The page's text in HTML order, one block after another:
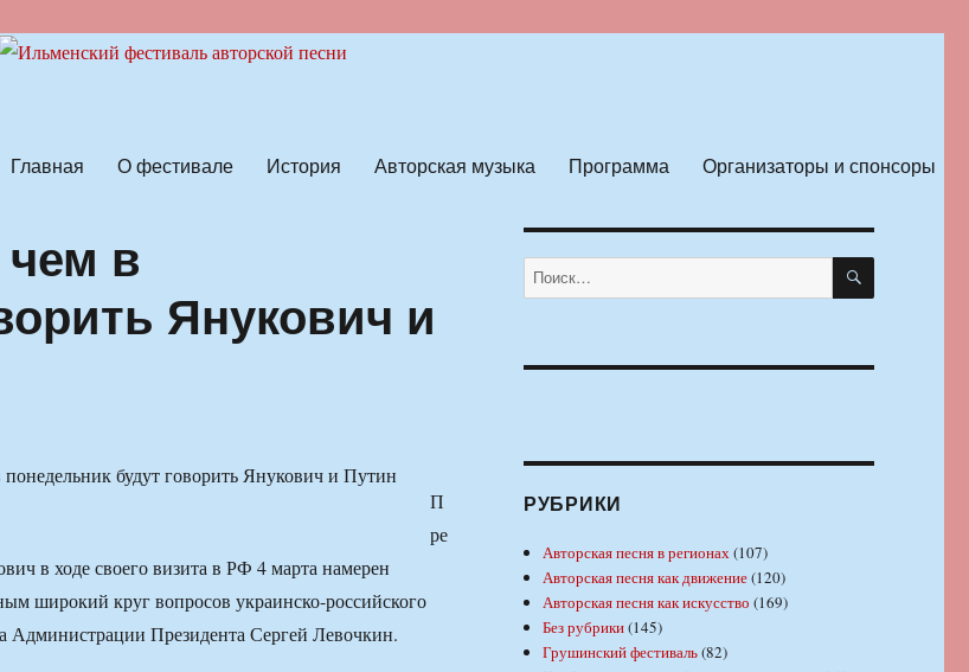
Главная О фестивале История Авторская музыка Программа Организаторы и спонсоры
чем в
Янукович и
П
ре
в ходе своего визита в РФ 4 марта намерен
широкий круг вопросов украинско-российского
Администрации Президента Сергей Левочкин.
Искать: ПОИСК
РУБРИКИ
Авторская песня в регионах(107)
Авторская песня как движение(120)
Авторская песня как искусство (169)
Без рубрики(145)
Грушинский фестиваль(82)